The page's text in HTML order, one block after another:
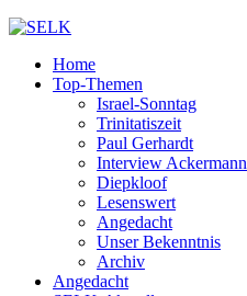
Home
Top-Themen
Israel-Sonntag
Trinitatiszeit
Paul Gerhardt
Interview Ackermann
Diepkloof
Lesenswert
Angedacht
Unser Bekenntnis
Archiv
Angedacht